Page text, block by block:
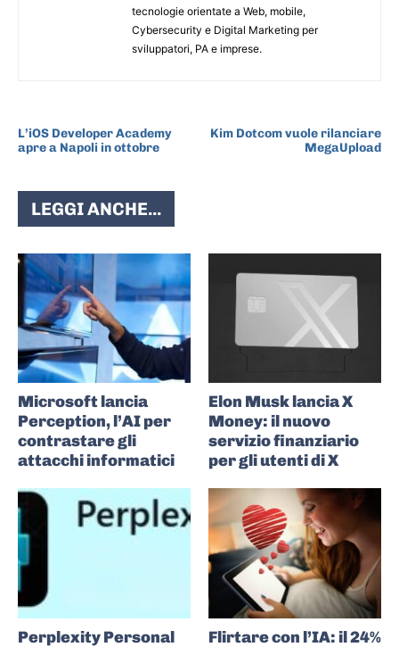
tecnologie orientate a Web, mobile,
Cybersecurity e Digital Marketing per
sviluppatori, PA e imprese.
L’iOS Developer Academy
apre a Napoli in ottobre
Kim Dotcom vuole rilanciare
MegaUpload
LEGGI ANCHE...
Microsoft lancia
Perception, l’AI per
contrastare gli
attacchi informatici
Elon Musk lancia X
Money: il nuovo
servizio finanziario
per gli utenti di X
Perplexity Personal
Flirtare con l’IA: il 24%